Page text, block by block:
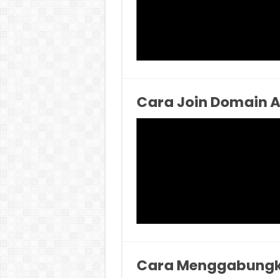
Cara Join Domain
Cara